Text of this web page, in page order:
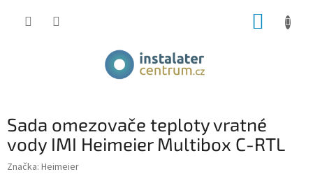
Sada omezovače teploty vratné
vody IMI Heimeier Multibox C-RTL
Značka: Heimeier